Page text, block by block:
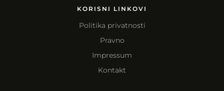
KORISNI LINKOVI
Politika privatnosti
Pravno
Impressum
Kontakt